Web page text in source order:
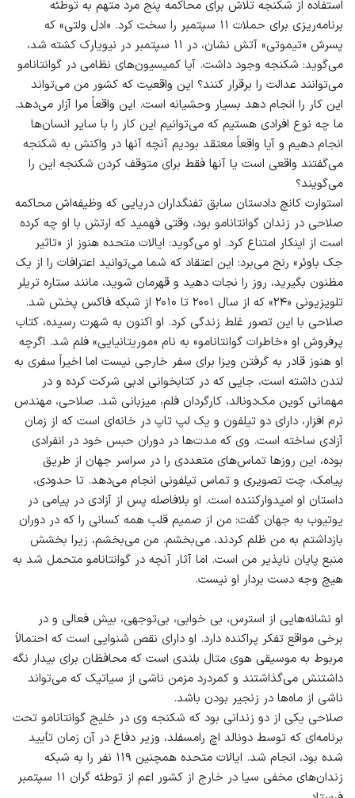
استفاده از شکنجه تلاش برای محاکمه پنج مرد متهم به توطئه
برنامه‌ریزی برای حملات ۱۱ سپتمبر را سخت کرد. «ادل ولتی» که
پسرش «تیموتی» آتش نشان، در ۱۱ سپتمبر در نیویارک کشته شد،
می‌گوید: شکنجه وجود داشت. آیا کمیسیون‌های نظامی در گوانتانامو
می‌توانند عدالت را برقرار کنند؟ این واقعیت که کشور من می‌تواند
این کار را انجام دهد بسیار وحشیانه است. این واقعاً مرا آزار می‌دهد.
ما چه نوع افرادی هستیم که می‌توانیم این کار را با سایر انسان‌ها
انجام دهیم و آیا واقعاً معتقد بودیم آنچه آنها در واکنش به شکنجه
می‌گفتند واقعی است یا آنها فقط برای متوقف کردن شکنجه این را
می‌گویند؟
استوارت کانچ دادستان سابق تفنگداران دریایی که وظیفه‌اش محاکمه
صلاحی در زندان گوانتانامو بود، وقتی فهمید که ارتش با او چه کرده
است از اینکار امتناع کرد. او می‌گوید: ایالات متحده هنوز از «تاثیر
جک باوئر» رنج می‌برد: این اعتقاد که شما می‌توانید اعترافات را از یک
مظنون بگیرید، روز را نجات دهید و قهرمان شوید، مانند ستاره تریلر
تلویزیونی «۲۴» که از سال ۲۰۰۱ تا ۲۰۱۰ از شبکه فاکس پخش شد.
صلاحی با این تصور غلط زندگی کرد. او اکنون به شهرت رسیده، کتاب
پرفروش او «خاطرات گوانتانامو» به نام «موریتانیایی» فلم شد. اگرچه
او هنوز قادر به گرفتن ویزا برای سفر خارجی نیست اما اخیراً سفری به
لندن داشته است، جایی که در کتابخوانی ادبی شرکت کرده و در
مهمانی کوین مک‌دونالد، کارگردان فلم، میزبانی شد. صلاحی، مهندس
نرم افزار، دارای دو تیلفون و یک لپ تاپ در خانه‌ای است که از زمان
آزادی ساخته است. وی که مدت‌ها در دوران حبس خود در انفرادی
بوده، این روزها تماس‌های متعددی را در سراسر جهان از طریق
پیامک، چت تصویری و تماس تیلفونی انجام می‌دهد. تا حدودی،
داستان او امیدوارکننده است. او بلافاصله پس از آزادی در پیامی در
یوتیوب به جهان گفت: من از صمیم قلب همه کسانی را که در دوران
بازداشتم به من ظلم کردند، می‌بخشم. من می‌بخشم، زیرا بخشش
منبع پایان ناپذیر من است. اما آثار آنچه در گوانتانامو متحمل شد به
هیچ وجه دست بردار او نیست.
او نشانه‌هایی از استرس، بی خوابی، بی‌توجهی، بیش فعالی و در
برخی مواقع تفکر پراکنده دارد. او دارای نقص شنوایی است که احتمالاً
مربوط به موسیقی هوی متال بلندی است که محافظان برای بیدار نگه
داشتنش می‌گذاشتند و کمردرد مزمن ناشی از سیاتیک که می‌تواند
ناشی از ماه‌ها در زنجیر بودن باشد.
صلاحی یکی از دو زندانی بود که شکنجه وی در خلیج گوانتانامو تحت
برنامه‌ای که توسط دونالد اچ رامسفلد، وزیر دفاع در آن زمان تأیید
شده بود، انجام شد. ایالات متحده همچنین ۱۱۹ نفر را به شبکه
زندان‌های مخفی سیا در خارج از کشور اعم از توطئه گران ۱۱ سپتمبر